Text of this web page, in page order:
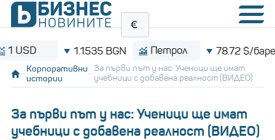
1.1535 BGN Петрол 78.72 $/барел
Корпоративни
истории
За първи път у нас: Ученици ще имат
учебници с добавена реалност (ВИДЕО)
За първи път у нас: Ученици ще имат
учебници с добавена реалност (ВИДЕО)